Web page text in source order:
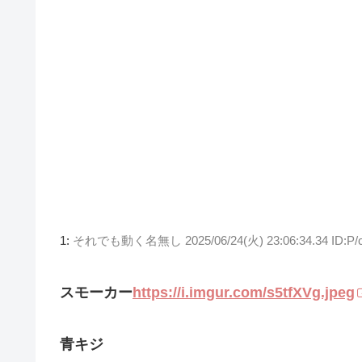
1: それでも動く名無し 2025/06/24(火) 23:06:34.34
スモーカーhttps://i.imgur.com/s5tfXVg.jpeg
青キジ